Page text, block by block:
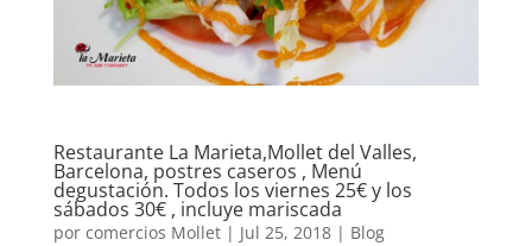
Restaurante La Marieta,Mollet del Valles,
Barcelona, postres caseros , Menú
degustación. Todos los viernes 25€ y los
sábados 30€ , incluye mariscada
por comercios Mollet| Jul 25, 2018| Blog